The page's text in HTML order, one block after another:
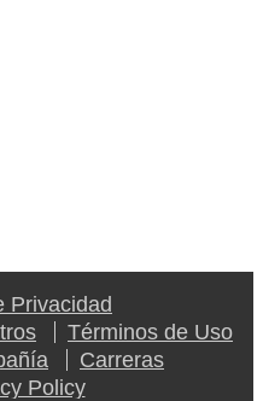
Privacidad
Términos de Uso
Carreras
Policy